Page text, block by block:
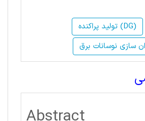
تولید پراکنده (DG)
سازی نوسانات برق